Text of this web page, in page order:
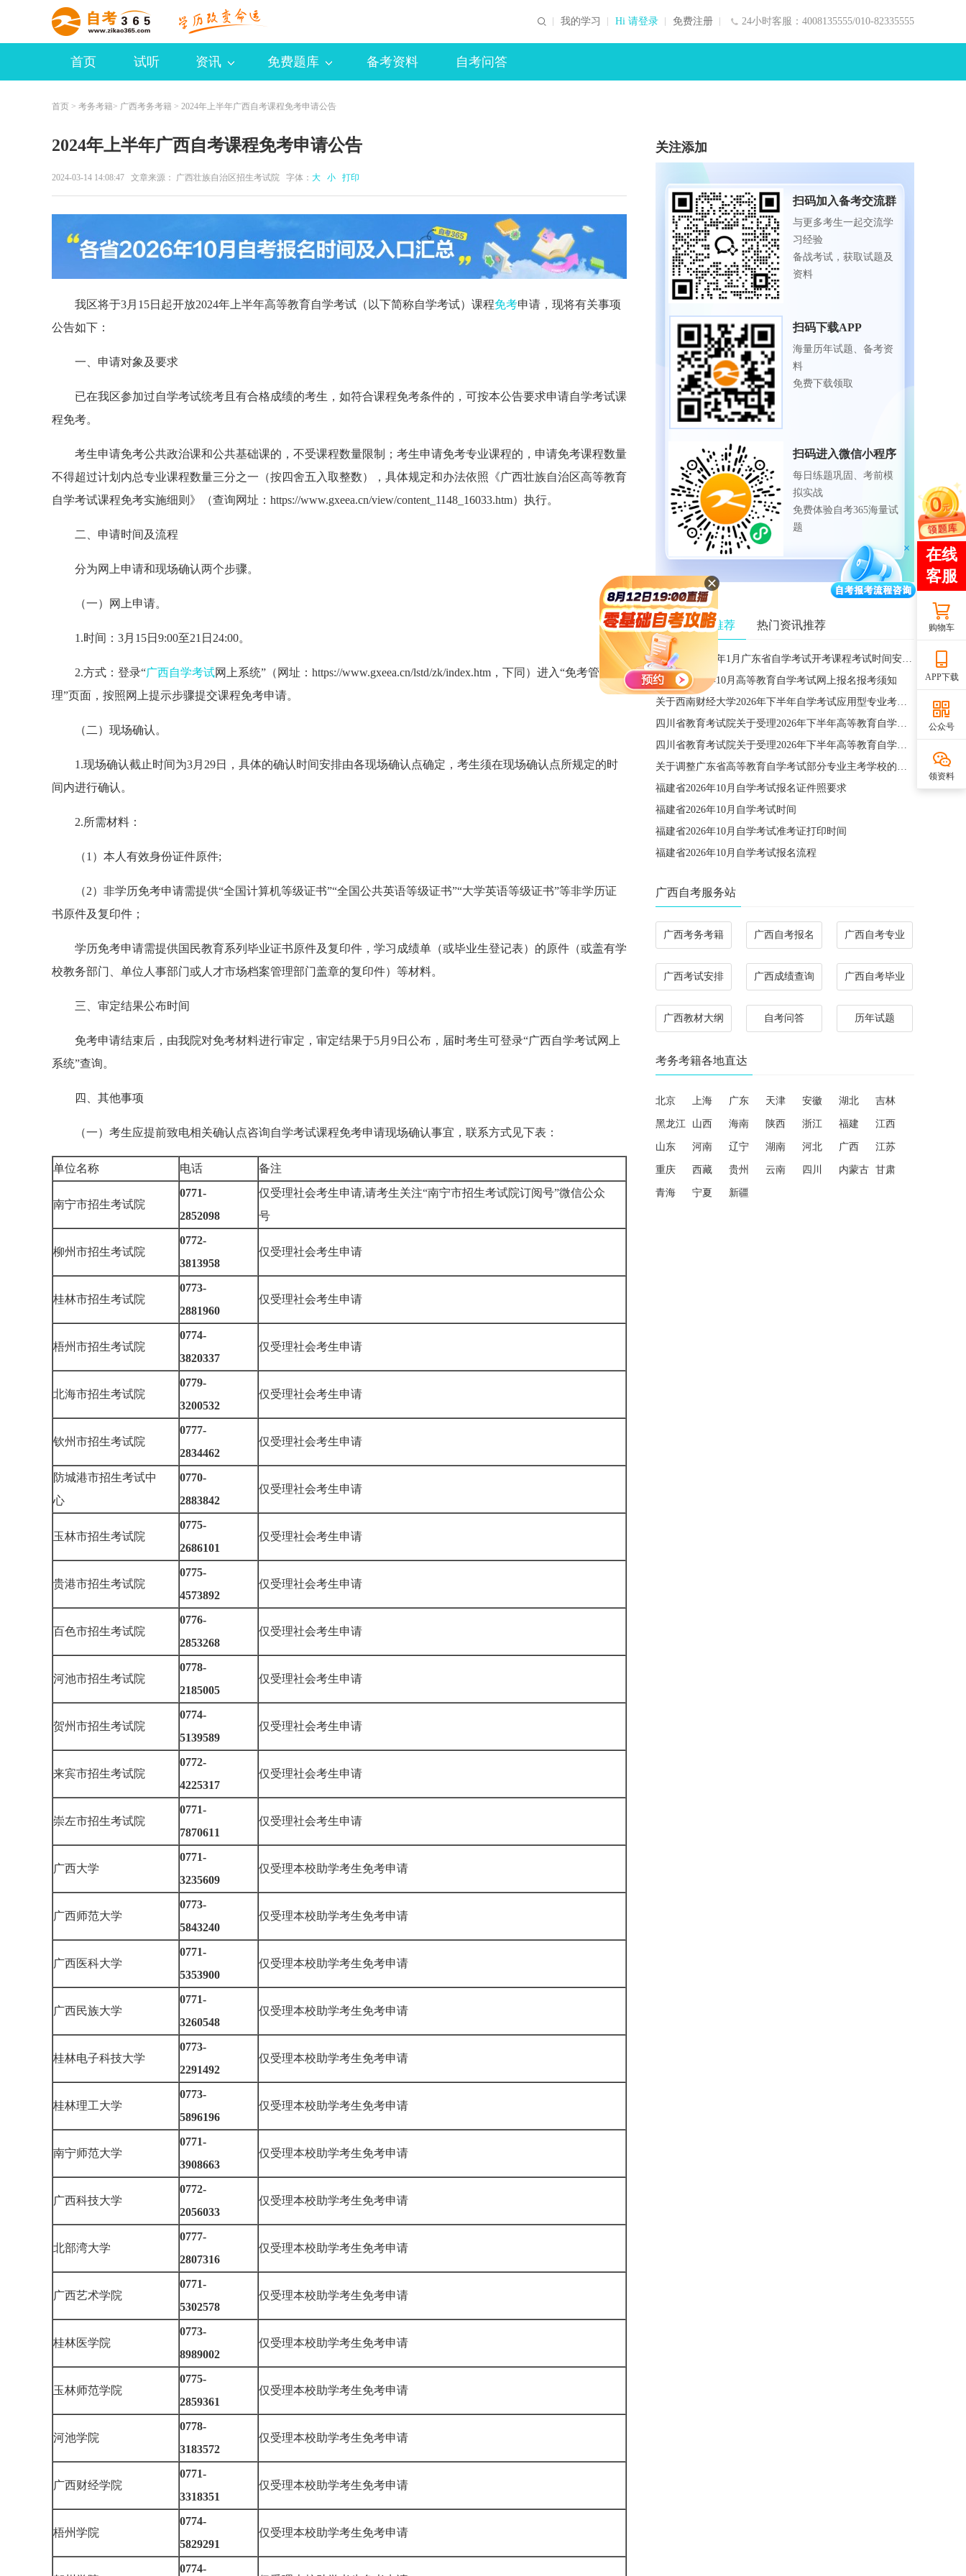
24小时客服：4008135555/010-82335555
我的学习 Hi 请登录 免费注册
首页 试听 资讯 免费题库 备考资料 自考问答
首页 > 考务考籍> 广西考务考籍 > 2024年上半年广西自考课程免考申请公告
2024年上半年广西自考课程免考申请公告
2024-03-14 14:08:47 文章来源： 广西壮族自治区招生考试院 字体： 大 小 打印
我区将于3月15日起开放2024年上半年高等教育自学考试（以下简称自学考试）课程免考申请，现将有关事项
公告如下：
一、申请对象及要求
已在我区参加过自学考试统考且有合格成绩的考生，如符合课程免考条件的，可按本公告要求申请自学考试课
程免考。
考生申请免考公共政治课和公共基础课的，不受课程数量限制；考生申请免考专业课程的，申请免考课程数量
不得超过计划内总专业课程数量三分之一（按四舍五入取整数），具体规定和办法依照《广西壮族自治区高等教育
自学考试课程免考实施细则》（查询网址：https://www.gxeea.cn/view/content_1148_16033.htm）执行。
二、申请时间及流程
分为网上申请和现场确认两个步骤。
（一）网上申请。
1.时间：3月15日9:00至21日24:00。
2.方式：登录“广西自学考试网上系统”（网址：https://www.gxeea.cn/lstd/zk/index.htm，下同）进入“免考管
理”页面，按照网上提示步骤提交课程免考申请。
（二）现场确认。
1.现场确认截止时间为3月29日，具体的确认时间安排由各现场确认点确定，考生须在现场确认点所规定的时
间内进行确认。
2.所需材料：
（1）本人有效身份证件原件;
（2）非学历免考申请需提供“全国计算机等级证书”“全国公共英语等级证书”“大学英语等级证书”等非学历证
书原件及复印件；
学历免考申请需提供国民教育系列毕业证书原件及复印件，学习成绩单（或毕业生登记表）的原件（或盖有学
校教务部门、单位人事部门或人才市场档案管理部门盖章的复印件）等材料。
三、审定结果公布时间
免考申请结束后，由我院对免考材料进行审定，审定结果于5月9日公布，届时考生可登录“广西自学考试网上
系统”查询。
四、其他事项
（一）考生应提前致电相关确认点咨询自学考试课程免考申请现场确认事宜，联系方式见下表：
单位名称 电话 备注
南宁市招生考试院
0771-
2852098
仅受理社会考生申请,请考生关注“南宁市招生考试院订阅号”微信公众
号
柳州市招生考试院
0772-
3813958
仅受理社会考生申请
桂林市招生考试院
0773-
2881960
仅受理社会考生申请
梧州市招生考试院
0774-
3820337
仅受理社会考生申请
北海市招生考试院
0779-
3200532
仅受理社会考生申请
钦州市招生考试院
0777-
2834462
仅受理社会考生申请
防城港市招生考试中
心
0770-
2883842
仅受理社会考生申请
玉林市招生考试院
0775-
2686101
仅受理社会考生申请
贵港市招生考试院
0775-
4573892
仅受理社会考生申请
百色市招生考试院
0776-
2853268
仅受理社会考生申请
河池市招生考试院
0778-
2185005
仅受理社会考生申请
贺州市招生考试院
0774-
5139589
仅受理社会考生申请
来宾市招生考试院
0772-
4225317
仅受理社会考生申请
崇左市招生考试院
0771-
7870611
仅受理社会考生申请
广西大学
0771-
3235609
仅受理本校助学考生免考申请
广西师范大学
0773-
5843240
仅受理本校助学考生免考申请
广西医科大学
0771-
5353900
仅受理本校助学考生免考申请
广西民族大学
0771-
3260548
仅受理本校助学考生免考申请
桂林电子科技大学
0773-
2291492
仅受理本校助学考生免考申请
桂林理工大学
0773-
5896196
仅受理本校助学考生免考申请
南宁师范大学
0771-
3908663
仅受理本校助学考生免考申请
广西科技大学
0772-
2056033
仅受理本校助学考生免考申请
北部湾大学
0777-
2807316
仅受理本校助学考生免考申请
广西艺术学院
0771-
5302578
仅受理本校助学考生免考申请
桂林医学院
0773-
8989002
仅受理本校助学考生免考申请
玉林师范学院
0775-
2859361
仅受理本校助学考生免考申请
河池学院
0778-
3183572
仅受理本校助学考生免考申请
广西财经学院
0771-
3318351
仅受理本校助学考生免考申请
梧州学院
0774-
5829291
仅受理本校助学考生免考申请
0774-
关注添加
扫码加入备考交流群
与更多考生一起交流学
习经验
备战考试，获取试题及
资料
扫码下载APP
海量历年试题、备考资
料
免费下载领取
扫码进入微信小程序
每日练题巩固、考前模
拟实战
免费体验自考365海量试
题
相关资讯推荐 热门资讯推荐
关于公布2027年1月广东省自学考试开考课程考试时间安排和使用教材的通知
广东省2026年10月高等教育自学考试网上报名报考须知
关于西南财经大学2026年下半年自学考试应用型专业考籍更改办理的通知
四川省教育考试院关于受理2026年下半年高等教育自学考试省际转考申请的通告
四川省教育考试院关于受理2026年下半年高等教育自学考试考籍更改申请的通告
关于调整广东省高等教育自学考试部分专业主考学校的通知
福建省2026年10月自学考试报名证件照要求
福建省2026年10月自学考试时间
福建省2026年10月自学考试准考证打印时间
福建省2026年10月自学考试报名流程
广西自考服务站
广西考务考籍 广西自考报名 广西自考专业
广西考试安排 广西成绩查询 广西自考毕业
广西教材大纲 自考问答 历年试题
考务考籍各地直达
北京 上海 广东 天津 安徽 湖北 吉林
黑龙江 山西 海南 陕西 浙江 福建 江西
山东 河南 辽宁 湖南 河北 广西 江苏
重庆 西藏 贵州 云南 四川 内蒙古 甘肃
青海 宁夏 新疆
购物车
APP下载
公众号
领资料